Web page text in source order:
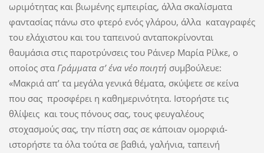
ωριμότητας και βιωμένης εμπειρίας, άλλα σκαλίσματα
φαντασίας πάνω στο φτερό ενός γλάρου, άλλα καταγραφές
του ελάχιστου και του ταπεινού ανταποκρίνονται
θαυμάσια στις παροτρύνσεις του Ράινερ Μαρία Ρίλκε, o
οποίος στα Γράμματα σ’ ένα νέο ποιητή συμβούλευε:
«Μακριά απ’ τα μεγάλα γενικά θέματα, σκύψετε σε κείνα
που σας προσφέρει η καθημερινότητα. Ιστορήστε τις
θλίψεις και τους πόνους σας, τους φευγαλέους
στοχασμούς σας, την πίστη σας σε κάποιαν ομορφιά-
ιστορήστε τα όλα τούτα σε βαθιά, γαλήνια, ταπεινή